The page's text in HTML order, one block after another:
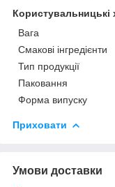
Користувальницькі
Вага
Смакові інгредієнти
Тип продукції
Паковання
Форма випуску
Приховати
Умови доставки